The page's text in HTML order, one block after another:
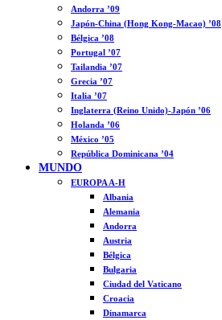
Andorra ’09
Japón-China (Hong Kong-Macao) ’08
Bélgica ’08
Portugal ’07
Tailandia ’07
Grecia ’07
Italia ’07
Inglaterra (Reino Unido)-Japón ’06
Holanda ’06
México ’05
República Dominicana ’04
MUNDO
EUROPA A-H
Albania
Alemania
Andorra
Austria
Bélgica
Bulgaria
Ciudad del Vaticano
Croacia
Dinamarca